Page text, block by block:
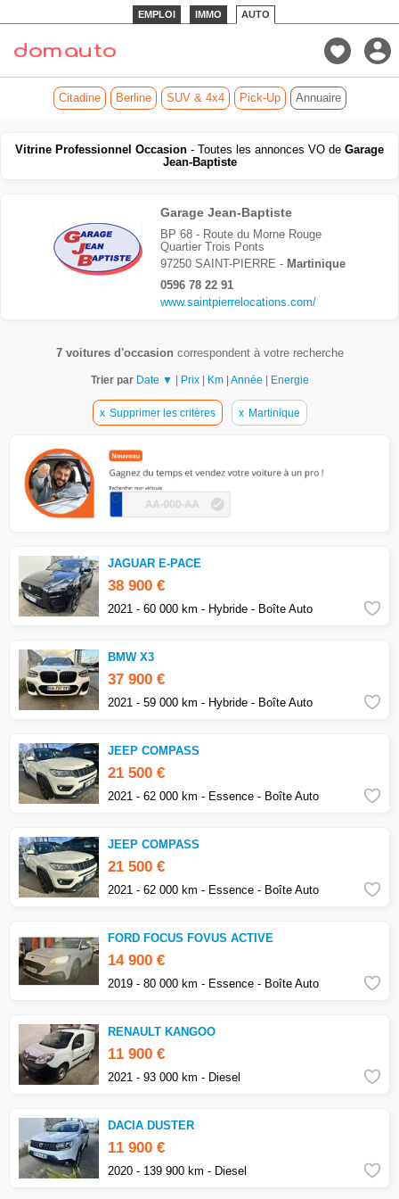
EMPLOI IMMO AUTO
Citadine Berline SUV & 4x4 Pick-Up Annuaire
Vitrine Professionnel Occasion - Toutes les annonces VO de Garage
Jean-Baptiste
Garage Jean-Baptiste
BP 68 - Route du Morne Rouge
Quartier Trois Ponts
97250 SAINT-PIERRE - Martinique
0596 78 22 91
www.saintpierrelocations.com/
7 voitures d'occasion correspondent à votre recherche
Trier par Date ▼ | Prix | Km | Année | Energie
x Supprimer les critères x Martinique
JAGUAR E-PACE
38 900 €
2021 - 60 000 km - Hybride - Boîte Auto
BMW X3
37 900 €
2021 - 59 000 km - Hybride - Boîte Auto
JEEP COMPASS
21 500 €
2021 - 62 000 km - Essence - Boîte Auto
JEEP COMPASS
21 500 €
2021 - 62 000 km - Essence - Boîte Auto
FORD FOCUS FOVUS ACTIVE
14 900 €
2019 - 80 000 km - Essence - Boîte Auto
RENAULT KANGOO
11 900 €
2021 - 93 000 km - Diesel
DACIA DUSTER
11 900 €
2020 - 139 900 km - Diesel